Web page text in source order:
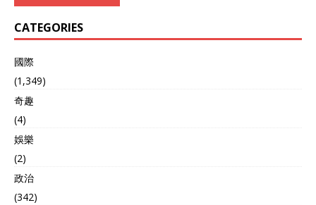
CATEGORIES
國際
(1,349)
奇趣
(4)
娛樂
(2)
政治
(342)